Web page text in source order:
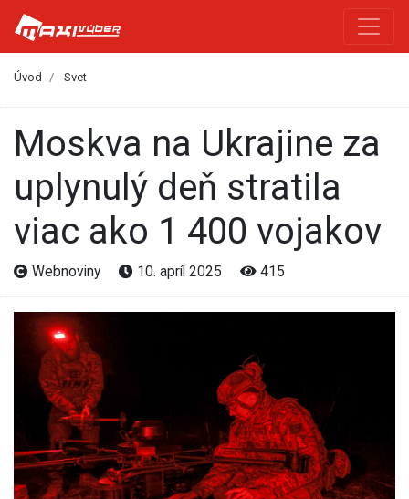
Úvod Svet
Moskva na Ukrajine za
uplynulý deň stratila
viac ako 1 400 vojakov
Webnoviny 10. apríl 2025 415